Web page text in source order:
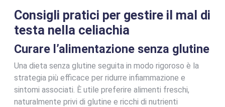
Consigli pratici per gestire il mal di
testa nella celiachia
Curare l’alimentazione senza glutine
Una dieta senza glutine seguita in modo rigoroso è la
strategia più efficace per ridurre infiammazione e
sintomi associati. È utile preferire alimenti freschi,
naturalmente privi di glutine e ricchi di nutrienti